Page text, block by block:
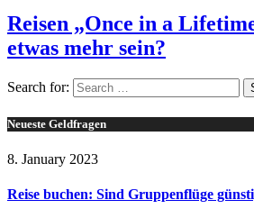
Reisen „Once in a
etwas mehr sein?
Search for:
Neueste Geldfragen
8. January 2023
Reise buchen: Sind Gruppenflüge